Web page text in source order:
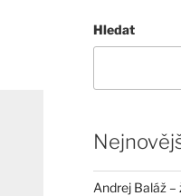
Hledat
Andrej Baláž